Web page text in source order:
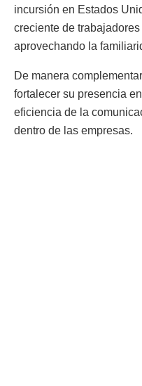
incursión en Estados
creciente de
aprovechando la
De manera
fortalecer su presencia
eficiencia de la
dentro de las empresas.